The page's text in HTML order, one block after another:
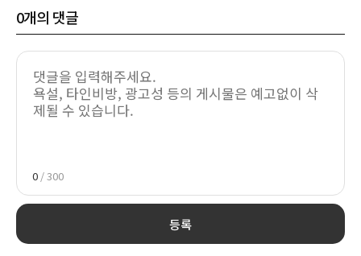
0개의 댓글
0 / 300
등록